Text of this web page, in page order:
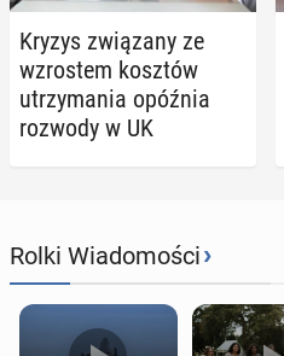
Kryzys zwią­za­ny ze
wzro­stem kosztów
utrzy­ma­nia opóźnia
rozwody w UK
Rolki Wiadomości›